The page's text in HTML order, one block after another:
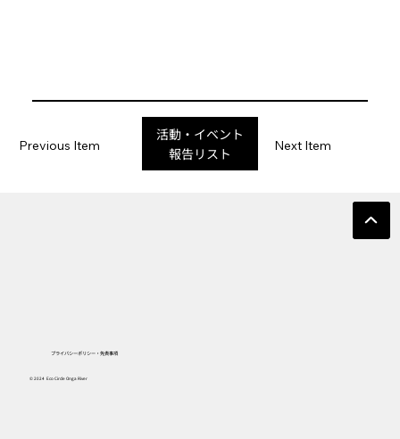
Previous Item Next Item
活動・イベント
報告リスト
プライバシーポリシー・免責事項
© 2024 Eco Circle Onga River